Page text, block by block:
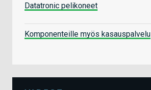
Datatronic pelikoneet
Komponenteille myös kasauspalvelu